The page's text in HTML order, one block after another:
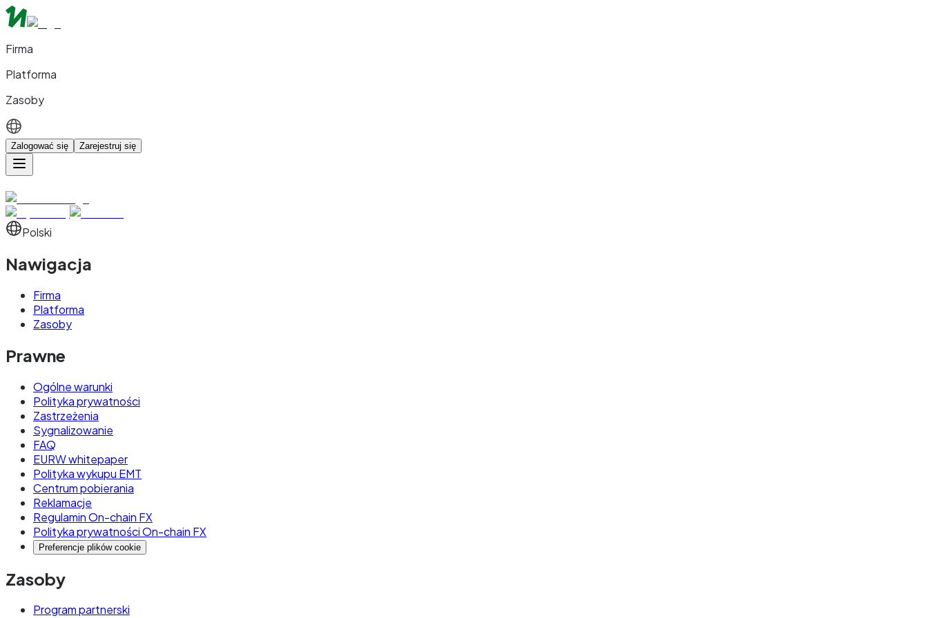
Firma
Platforma
Zasoby
Zalogować się Zarejestruj się
Polski
Nawigacja
Firma
Platforma
Zasoby
Prawne
Ogólne warunki
Polityka prywatności
Zastrzeżenia
Sygnalizowanie
FAQ
EURW whitepaper
Polityka wykupu EMT
Centrum pobierania
Reklamacje
Regulamin On-chain FX
Polityka prywatności On-chain FX
Preferencje plików cookie
Zasoby
Program partnerski